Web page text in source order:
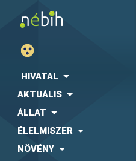
HIVATAL
AKTUÁLIS
ÁLLAT
ÉLELMISZER
NÖVÉNY